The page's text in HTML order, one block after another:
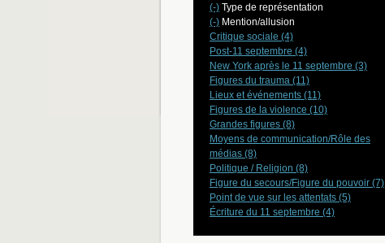
(-) Type de représentation
(-) Mention/allusion
Critique sociale (4)
Post-11 septembre (4)
New York après le 11 septembre (3)
Figures du trauma (11)
Lieux et événements (11)
Figures de la violence (10)
Grandes figures (8)
Moyens de communication/Rôle des
médias (8)
Politique / Religion (8)
Figure du secours/Figure du pouvoir (7)
Point de vue sur les attentats (5)
Écriture du 11 septembre (4)